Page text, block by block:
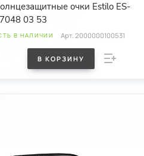
очки Estilo ES-
03 53
В НАЛИЧИИ Арт.2000000100531
В КОРЗИНУ